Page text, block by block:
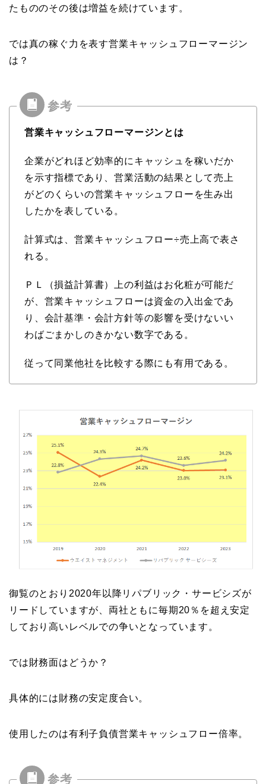
たもののその後は増益を続けています。
では真の稼ぐ力を表す営業キャッシュフローマージン
は？
営業キャッシュフローマージンとは
企業がどれほど効率的にキャッシュを稼いだか
を示す指標であり、営業活動の結果として売上
がどのくらいの営業キャッシュフローを生み出
したかを表している。
計算式は、営業キャッシュフロー÷売上高で表さ
れる。
ＰＬ（損益計算書）上の利益はお化粧が可能だ
が、営業キャッシュフローは資金の入出金であ
り、会計基準・会計方針等の影響を受けないい
わばごまかしのきかない数字である。
従って同業他社を比較する際にも有用である。
御覧のとおり2020年以降リパブリック・サービシズが
リードしていますが、両社ともに毎期20％を超え安定
しており高いレベルでの争いとなっています。
では財務面はどうか？
具体的には財務の安定度合い。
使用したのは有利子負債営業キャッシュフロー倍率。